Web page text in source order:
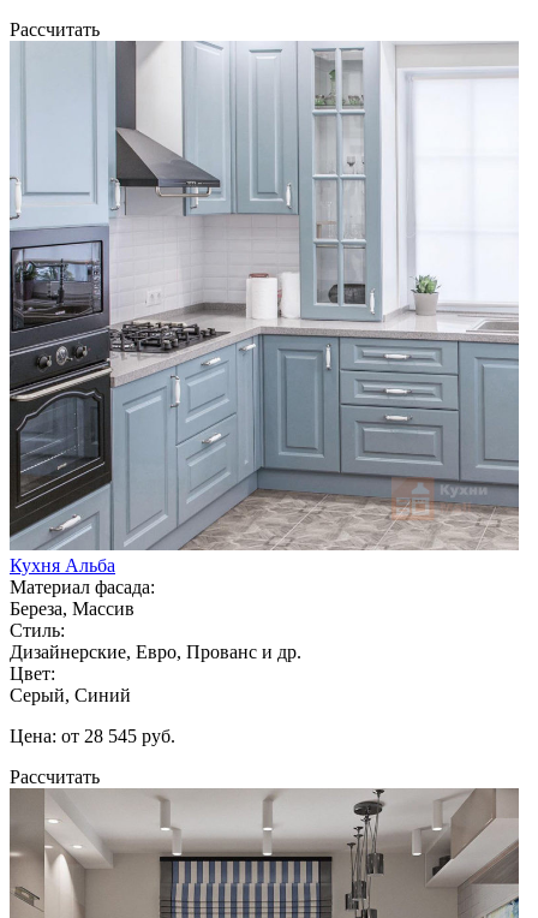
Рассчитать
Кухня Альба
Материал фасада:
Береза, Массив
Стиль:
Дизайнерские, Евро, Прованс и др.
Цвет:
Серый, Синий
Цена: от 28 545 руб.
Рассчитать